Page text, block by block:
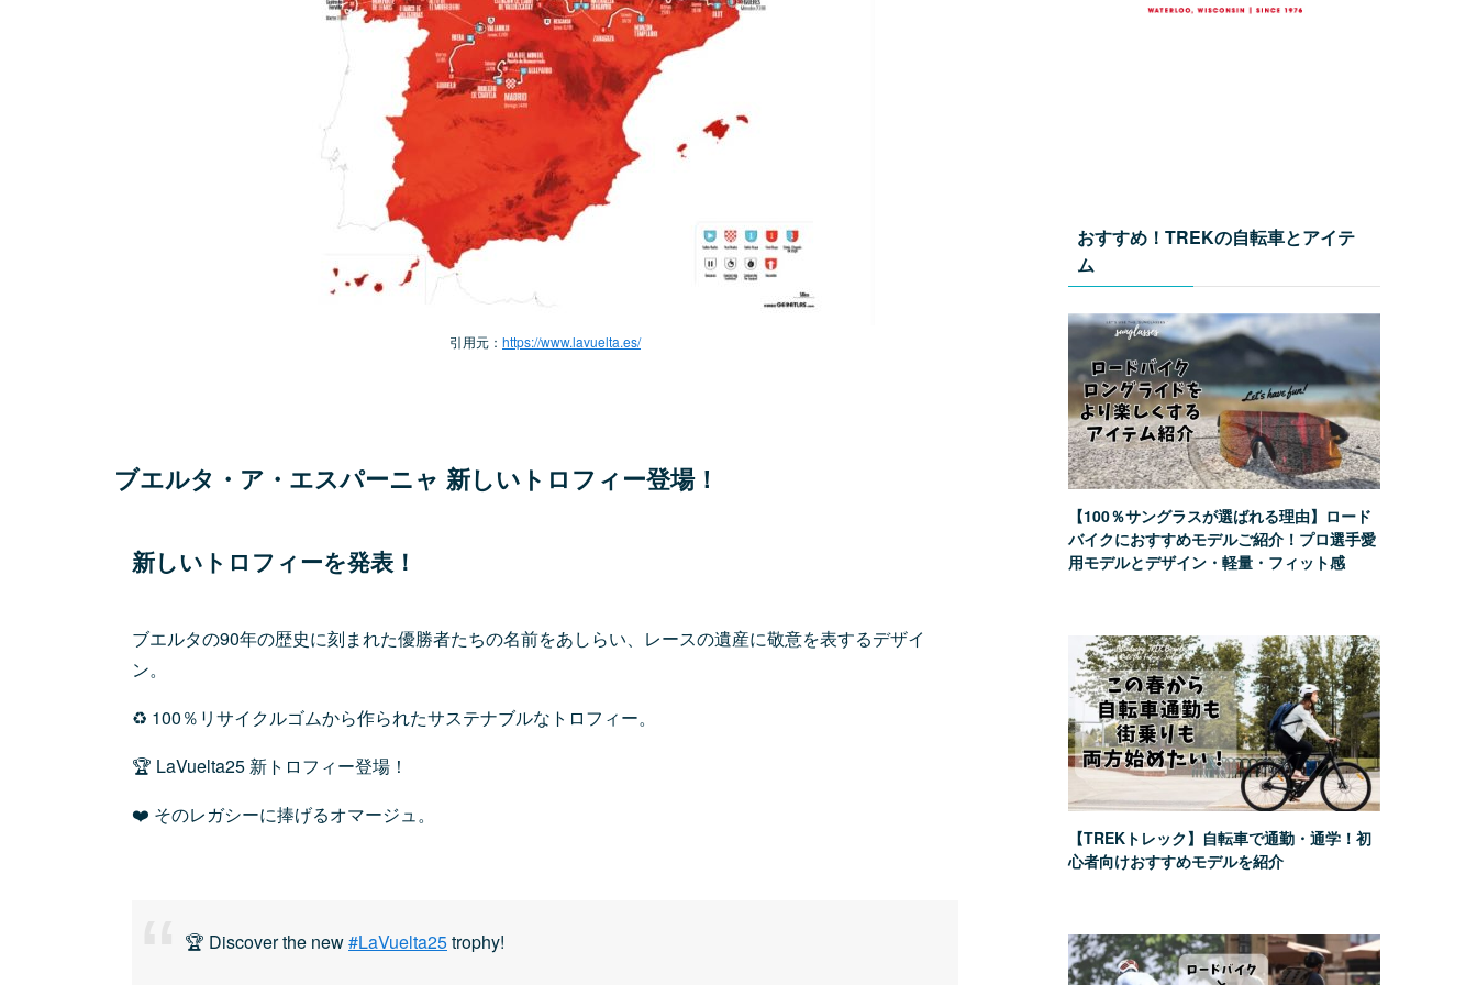
引用元： https://www.lavuelta.es/
ブエルタ・ア・エスパーニャ 新しいトロフィー登場！
新しいトロフィーを発表！
ブエルタの90年の歴史に刻まれた優勝者たちの名前をあしらい、レースの遺産に敬意を表するデザイ
ン。
♻️ 100％リサイクルゴムから作られたサステナブルなトロフィー。
🏆 LaVuelta25 新トロフィー登場！
❤️ そのレガシーに捧げるオマージュ。
🏆 Discover the new#LaVuelta25trophy!
おすすめ！TREKの自転車とアイテ
ム
【100％サングラスが選ばれる理由】ロード
バイクにおすすめモデルご紹介！プロ選手愛
用モデルとデザイン・軽量・フィット感
【TREKトレック】自転車で通勤・通学！初
心者向けおすすめモデルを紹介